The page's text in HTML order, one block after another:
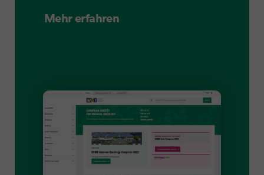
Mehr erfahren